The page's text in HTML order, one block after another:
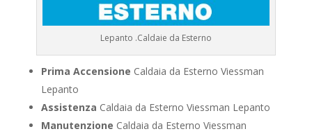
Lepanto .Caldaie da Esterno
Prima Accensione Caldaia da Esterno Viessman
Lepanto
Assistenza Caldaia da Esterno Viessman Lepanto
Manutenzione Caldaia da Esterno Viessman